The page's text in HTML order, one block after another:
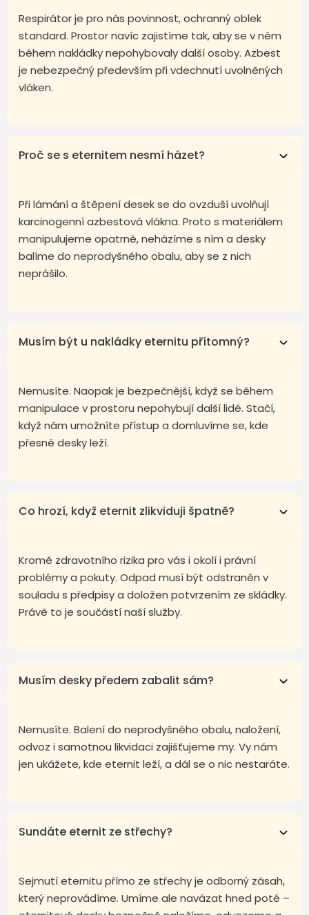
Respirátor je pro nás povinnost, ochranný oblek
standard. Prostor navíc zajistíme tak, aby se v něm
během nakládky nepohybovaly další osoby. Azbest
je nebezpečný především při vdechnutí uvolněných
vláken.
Proč se s eternitem nesmí házet?
Při lámání a štěpení desek se do ovzduší uvolňují
karcinogenní azbestová vlákna. Proto s materiálem
manipulujeme opatrně, neházíme s ním a desky
balíme do neprodyšného obalu, aby se z nich
neprášilo.
Musím být u nakládky eternitu přítomný?
Nemusíte. Naopak je bezpečnější, když se během
manipulace v prostoru nepohybují další lidé. Stačí,
když nám umožníte přístup a domluvíme se, kde
přesně desky leží.
Co hrozí, když eternit zlikviduji špatně?
Kromě zdravotního rizika pro vás i okolí i právní
problémy a pokuty. Odpad musí být odstraněn v
souladu s předpisy a doložen potvrzením ze skládky.
Právě to je součástí naší služby.
Musím desky předem zabalit sám?
Nemusíte. Balení do neprodyšného obalu, naložení,
odvoz i samotnou likvidaci zajišťujeme my. Vy nám
jen ukážete, kde eternit leží, a dál se o nic nestaráte.
Sundáte eternit ze střechy?
Sejmutí eternitu přímo ze střechy je odborný zásah,
který neprovádíme. Umíme ale navázat hned poté –